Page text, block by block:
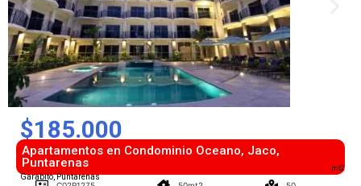
mt2
$185.000
Apartamentos en Condominio Oceano, Jaco,
Puntarenas
Garabito, Puntarenas